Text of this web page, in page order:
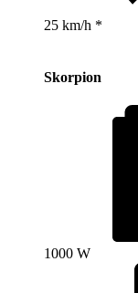
25 km/h *
Skorpion
1000 W